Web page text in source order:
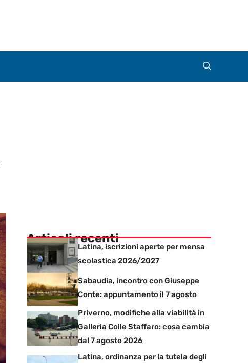
Articoli recenti
Latina, iscrizioni aperte per mensa
scolastica 2026/2027
Sabaudia, incontro con Giuseppe
Conte: appuntamento il 7 agosto
Priverno, modifiche alla viabilità in
Galleria Colle Staffaro: cosa cambia
dal 7 agosto 2026
Latina, ordinanza per la tutela degli